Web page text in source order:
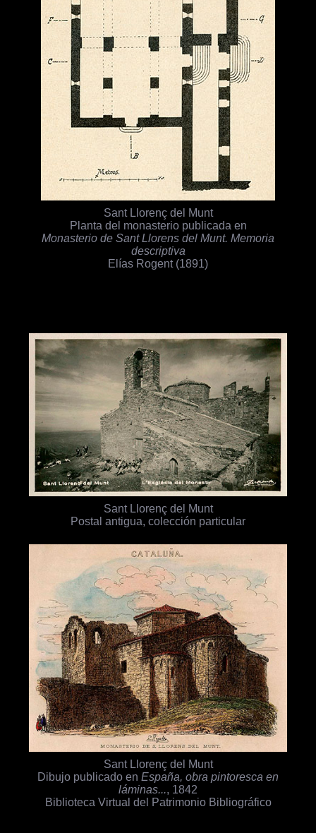
Sant Llorenç del Munt
Planta del monasterio publicada en
Monasterio de Sant Llorens del Munt. Memoria
descriptiva
Elías Rogent (1891)
Sant Llorenç del Munt
Postal antigua, colección particular
Sant Llorenç del Munt
Dibujo publicado en España, obra pintoresca en
láminas..., 1842
Biblioteca Virtual del Patrimonio Bibliográfico